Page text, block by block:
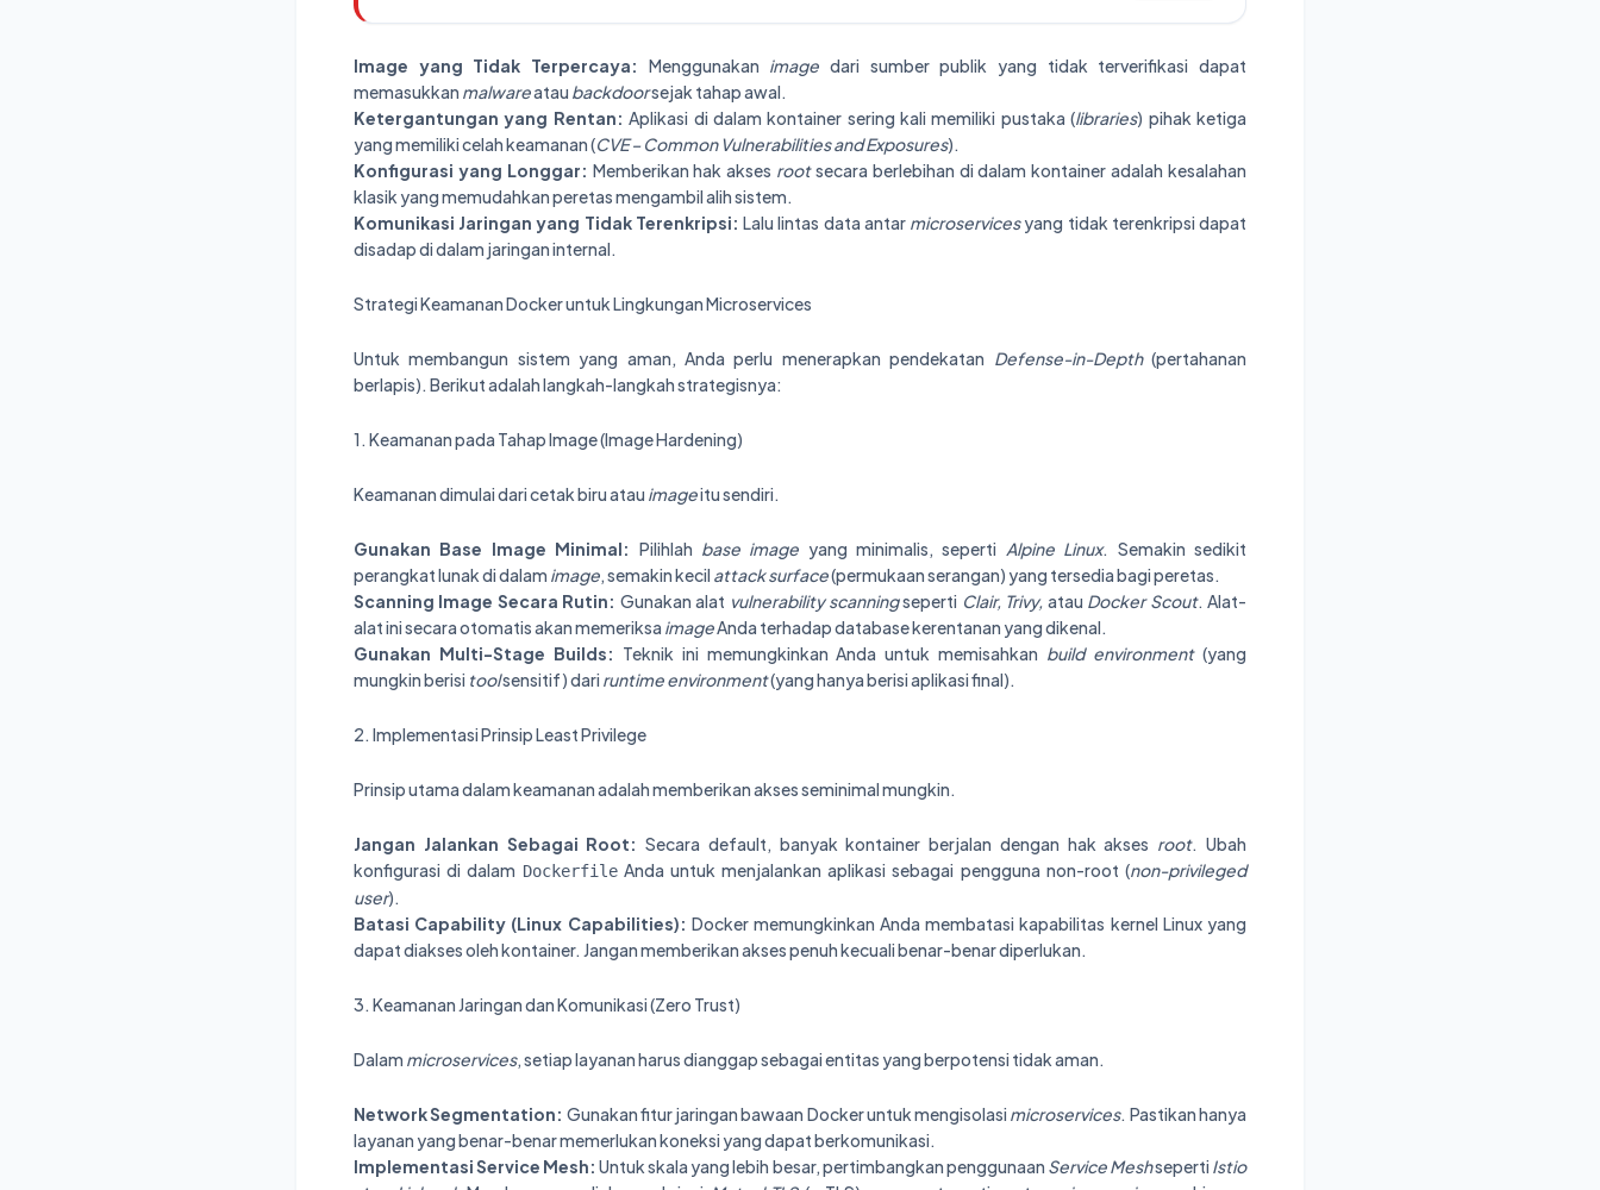
Image yang Tidak Terpercaya: Menggunakan image dari sumber publik yang tidak terverifikasi dapat
memasukkan malwareatau backdoorsejak tahap awal.
Ketergantungan yang Rentan: Aplikasi di dalam kontainer sering kali memiliki pustaka (libraries) pihak ketiga
yang memiliki celah keamanan (CVE – Common Vulnerabilities and Exposures).
Konfigurasi yang Longgar: Memberikan hak akses rootsecara berlebihan di dalam kontainer adalah kesalahan
klasik yang memudahkan peretas mengambil alih sistem.
Komunikasi Jaringan yang Tidak Terenkripsi: Lalu lintas data antar microservicesyang tidak terenkripsi dapat
disadap di dalam jaringan internal.
Strategi Keamanan Docker untuk Lingkungan Microservices
Untuk membangun sistem yang aman, Anda perlu menerapkan pendekatan Defense-in-Depth(pertahanan
berlapis). Berikut adalah langkah-langkah strategisnya:
1. Keamanan pada Tahap Image (Image Hardening)
Keamanan dimulai dari cetak biru atau imageitu sendiri.
Gunakan Base Image Minimal: Pilihlah base image yang minimalis, seperti Alpine Linux. Semakin sedikit
perangkat lunak di dalam image, semakin kecil attack surface(permukaan serangan) yang tersedia bagi peretas.
Scanning Image Secara Rutin: Gunakan alat vulnerability scanningseperti Clair, Trivy, atau Docker Scout. Alat-
alat ini secara otomatis akan memeriksa imageAnda terhadap database kerentanan yang dikenal.
Gunakan Multi-Stage Builds: Teknik ini memungkinkan Anda untuk memisahkan build environment(yang
mungkin berisi toolsensitif) dari runtime environment(yang hanya berisi aplikasi final).
2. Implementasi Prinsip Least Privilege
Prinsip utama dalam keamanan adalah memberikan akses seminimal mungkin.
Jangan Jalankan Sebagai Root: Secara default, banyak kontainer berjalan dengan hak akses root. Ubah
konfigurasi di dalam DockerfileAnda untuk menjalankan aplikasi sebagai pengguna non-root (non-privileged
user).
Batasi Capability (Linux Capabilities): Docker memungkinkan Anda membatasi kapabilitas kernel Linux yang
dapat diakses oleh kontainer. Jangan memberikan akses penuh kecuali benar-benar diperlukan.
3. Keamanan Jaringan dan Komunikasi (Zero Trust)
Dalam microservices, setiap layanan harus dianggap sebagai entitas yang berpotensi tidak aman.
Network Segmentation: Gunakan fitur jaringan bawaan Docker untuk mengisolasi microservices. Pastikan hanya
layanan yang benar-benar memerlukan koneksi yang dapat berkomunikasi.
Implementasi Service Mesh: Untuk skala yang lebih besar, pertimbangkan penggunaan Service Meshseperti Istio